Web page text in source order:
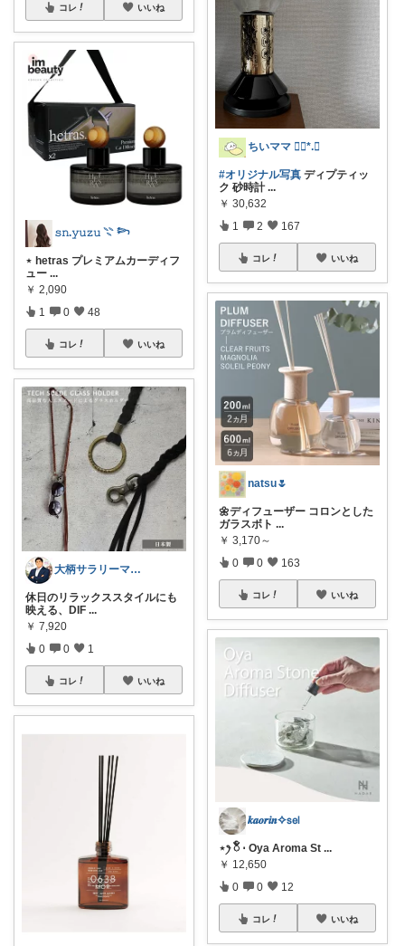
コレ いいね
𝚜𝚗.𝚢𝚞𝚣𝚞 𓇢 𓆸
⋆ hetras プレミアムカーディフ
ュー ...
￥ 2,090
1 0 48
コレ いいね
大柄サラリーマンの装い部屋
休日のリラックススタイルにも
映える、DIF ...
￥ 7,920
0 0 1
コレ いいね
ちいママ ❁⃘*.ﾟ
#オリジナル写真 ディプティッ
ク 砂時計 ...
￥ 30,632
1 2 167
コレ いいね
natsu🌷
🌼ディフューザー コロンとした
ガラスボト ...
￥ 3,170～
0 0 163
コレ いいね
𝒌𝒂𝒐𝒓𝒊𝒏✧𝗌𝖾𝗅
⋆ꫂ ၴႅၴ ⋅ Oya Aroma St ...
￥ 12,650
0 0 12
コレ いいね